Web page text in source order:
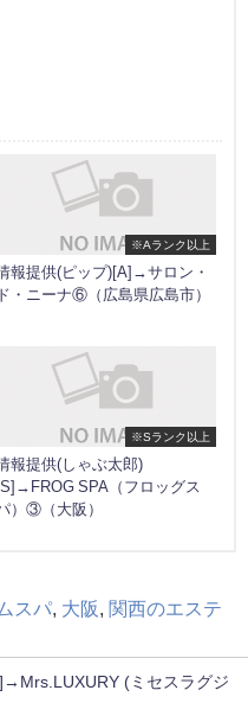
※Aランク以上
報提供(ピップ)[A]→サロン・
ド・ニーナ⑥（広島県広島市）
※Sランク以上
報提供(しゃぶ太郎)
[S]→FROG SPA（フロッグス
）③（大阪）
スパ, 大阪, 関西のエステ
(ミセスラグジ